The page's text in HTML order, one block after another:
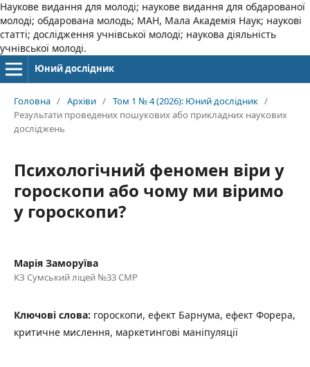
Наукове видання для молоді; наукове видання для обдарованої
молоді; обдарована молодь; МАН, Мала Академія Наук; наукові
статті; дослідження учнівської молоді; наукова діяльність
учнівської молоді.
Юний дослідник
Головна / Архіви / Том 1 № 4 (2026): Юний дослідник /
Результати проведених пошукових або прикладних наукових
досліджень
Психологічний феномен віри у
гороскопи або чому ми віримо
у гороскопи?
Марія Заморуїва
КЗ Сумський ліцей №33 СМР
Ключові слова: гороскопи, ефект Барнума, ефект Форера,
критичне мислення, маркетингові маніпуляції